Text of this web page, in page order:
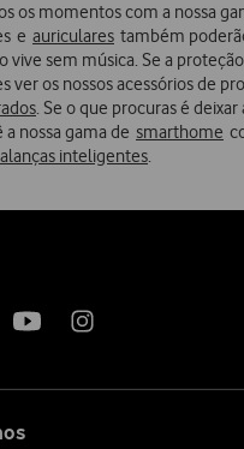
os momentos com a nossa
e auriculares também
vive sem música. Se a
ver os nossos acessórios de
. Se o que procuras é deixar
nossa gama de smarthome
inteligentes.